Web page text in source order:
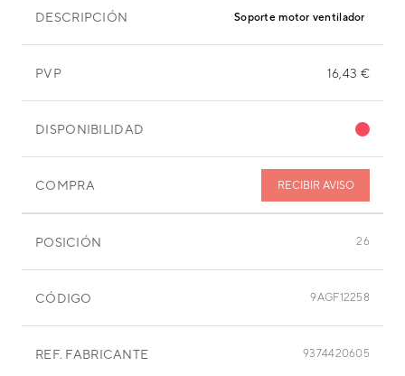
DESCRIPCIÓN Soporte motor ventilador
PVP 16,43 €
DISPONIBILIDAD
COMPRA RECIBIR AVISO
POSICIÓN 26
CÓDIGO 9AGF12258
REF. FABRICANTE 9374420605